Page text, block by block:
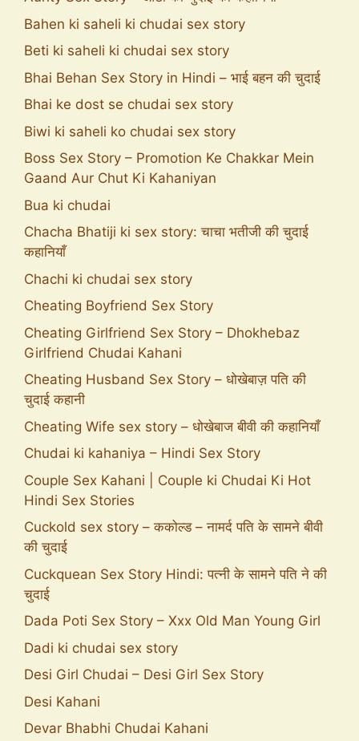
Bahen ki saheli ki chudai sex story
Beti ki saheli ki chudai sex story
Bhai Behan Sex Story in Hindi – भाई बहन की चुदाई
Bhai ke dost se chudai sex story
Biwi ki saheli ko chudai sex story
Boss Sex Story – Promotion Ke Chakkar Mein
Gaand Aur Chut Ki Kahaniyan
Bua ki chudai
Chacha Bhatiji ki sex story: चाचा भतीजी की चुदाई
कहानियाँ
Chachi ki chudai sex story
Cheating Boyfriend Sex Story
Cheating Girlfriend Sex Story – Dhokhebaz
Girlfriend Chudai Kahani
Cheating Husband Sex Story – धोखेबाज़ पति की
चुदाई कहानी
Cheating Wife sex story – धोखेबाज बीवी की कहानियाँ
Chudai ki kahaniya – Hindi Sex Story
Couple Sex Kahani | Couple ki Chudai Ki Hot
Hindi Sex Stories
Cuckold sex story – ककोल्ड – नामर्द पति के सामने बीवी
की चुदाई
Cuckquean Sex Story Hindi: पत्नी के सामने पति ने की
चुदाई
Dada Poti Sex Story – Xxx Old Man Young Girl
Dadi ki chudai sex story
Desi Girl Chudai – Desi Girl Sex Story
Desi Kahani
Devar Bhabhi Chudai Kahani